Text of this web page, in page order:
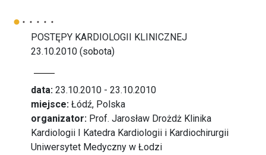
POSTĘPY KARDIOLOGII KLINICZNEJ
23.10.2010 (sobota)
data: 23.10.2010 - 23.10.2010
miejsce: Łódź, Polska
organizator: Prof. Jarosław Drożdż Klinika
Kardiologii I Katedra Kardiologii i Kardiochirurgii
Uniwersytet Medyczny w Łodzi